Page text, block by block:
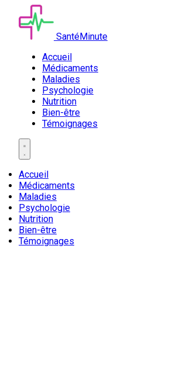
SantéMinute
Accueil
Médicaments
Maladies
Psychologie
Nutrition
Bien-être
Témoignages
Accueil
Médicaments
Maladies
Psychologie
Nutrition
Bien-être
Témoignages